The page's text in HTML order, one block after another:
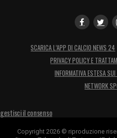
SCARICA L’APP DI CALCIO NEWS 24
PRIVACY POLICY E
INFORMATIVA ESTESA
NETWORK
gestisci il consenso
Copyright 2026 © riproduzione